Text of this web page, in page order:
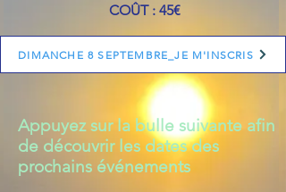
COÛT : 45€
DIMANCHE 8 SEPTEMBRE_JE M'INSCRIS
Appuyez sur la bulle suivante afin
de découvrir les dates des
prochains événements